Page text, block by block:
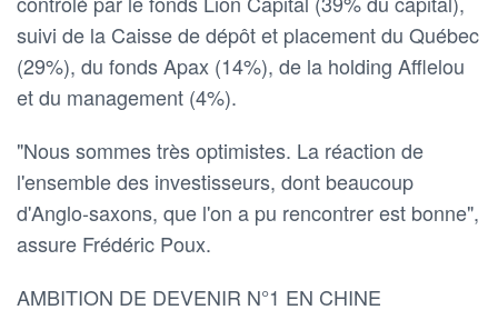
suivi de la Caisse de dépôt et placement du Québec
(29%), du fonds Apax (14%), de la holding Afflelou
et du management (4%).
"Nous sommes très optimistes. La réaction de
l'ensemble des investisseurs, dont beaucoup
d'Anglo-saxons, que l'on a pu rencontrer est bonne",
assure Frédéric Poux.
AMBITION DE DEVENIR N°1 EN CHINE